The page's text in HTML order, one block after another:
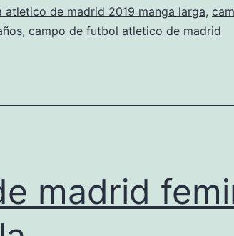
2018
nio
atletico de madrid 2019 manga larga,
, campo de futbol atletico de madrid
madrid